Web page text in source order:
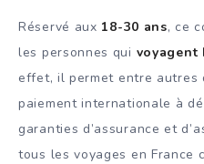
Réservé aux 18-30 ans, ce
les personnes qui voyagent
effet, il permet entre autres
paiement internationale à
garanties d’assurance et
tous les voyages en France